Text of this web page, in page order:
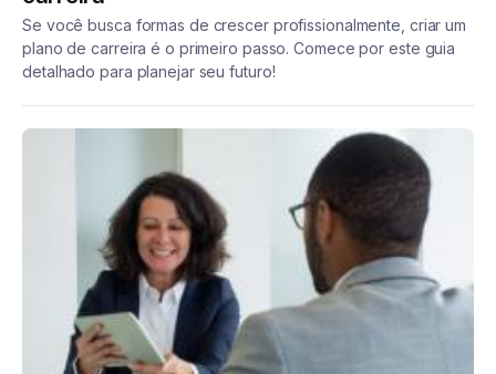
Se você busca formas de crescer profissionalmente, criar um
plano de carreira é o primeiro passo. Comece por este guia
detalhado para planejar seu futuro!